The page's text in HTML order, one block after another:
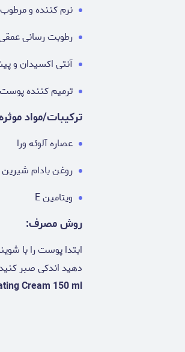
نرم کننده و
رطوبت رسانی
آنتی اکسیدان و
ترمیم کننده
ترکیبات/مواد
عصاره آلوئه ورا
روغن بادام شیرین
ویتامین E
روش مصرف:
ابتدا پوست را با
دهید اندکی صبر
Cream 150 ml